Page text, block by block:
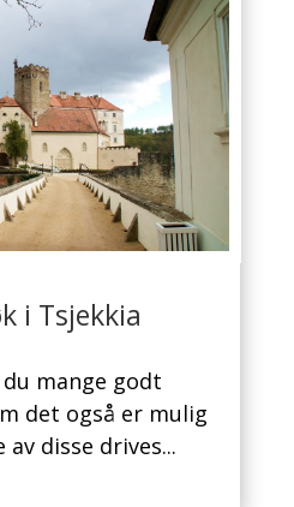
i Tsjekkia
mange godt
det også er mulig
av disse drives...